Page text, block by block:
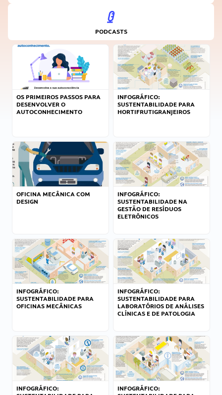
PODCASTS
OS PRIMEIROS PASSOS PARA
DESENVOLVER O
AUTOCONHECIMENTO
INFOGRÁFICO:
SUSTENTABILIDADE PARA
HORTIFRUTIGRANJEIROS
OFICINA MECÂNICA COM
DESIGN
INFOGRÁFICO:
SUSTENTABILIDADE NA
GESTÃO DE RESÍDUOS
ELETRÔNICOS
INFOGRÁFICO:
SUSTENTABILIDADE PARA
OFICINAS MECÂNICAS
INFOGRÁFICO:
SUSTENTABILIDADE PARA
LABORATÓRIOS DE ANÁLISES
CLÍNICAS E DE PATOLOGIA
INFOGRÁFICO:
INFOGRÁFICO: